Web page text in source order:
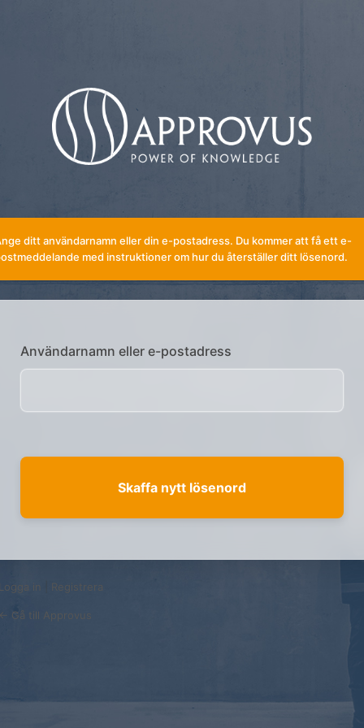
ditt användarnamn eller din e-postadress. Du kommer att få ett e-
med instruktioner om hur du återställer ditt lösenord.
Användarnamn eller e-postadress
in Registrera
Gå till Approvus